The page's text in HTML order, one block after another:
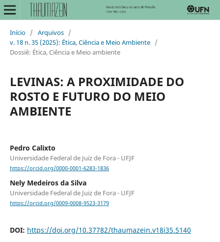
Início / Arquivos /
v. 18 n. 35 (2025): Ética, Ciência e Meio Ambiente /
Dossiê: Ética, Ciência e Meio ambiente
LEVINAS: A PROXIMIDADE DO
ROSTO E FUTURO DO MEIO
AMBIENTE
Pedro Calixto
Universidade Federal de Juiz de Fora - UFJF
https://orcid.org/0000-0001-6283-1836
Nely Medeiros da Silva
Universidade Federal de Juiz de Fora - UFJF
https://orcid.org/0009-0008-9523-3179
DOI: https://doi.org/10.37782/thaumazein.v18i35.5140